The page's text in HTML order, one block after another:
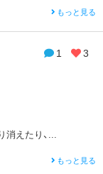
もっと見る
1 3
えたり、...
もっと見る